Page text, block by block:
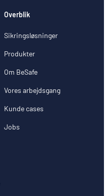
Overblik
Sikringsløsninger
Produkter
Om BeSafe
Vores arbejdsgang
Kunde cases
Jobs